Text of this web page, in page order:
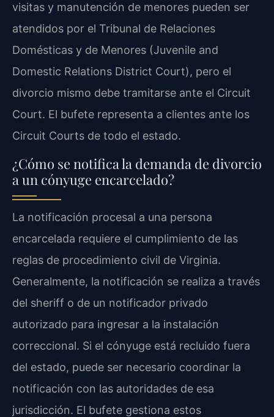
visitas y manutención de menores pueden ser
atendidos por el Tribunal de Relaciones
Domésticas y de Menores (Juvenile and
Domestic Relations District Court), pero el
divorcio mismo debe tramitarse ante el Circuit
Court. El bufete representa a clientes ante los
Circuit Courts de todo el estado.
¿Cómo se notifica la demanda de divorcio
a un cónyuge encarcelado?
La notificación procesal a una persona
encarcelada requiere el cumplimiento de las
reglas de procedimiento civil de Virginia.
Generalmente, la notificación se realiza a través
del sheriff o de un notificador privado
autorizado para ingresar a la instalación
correccional. Si el cónyuge está recluido fuera
del estado, puede ser necesario coordinar la
notificación con las autoridades de esa
jurisdicción. El bufete gestiona estos